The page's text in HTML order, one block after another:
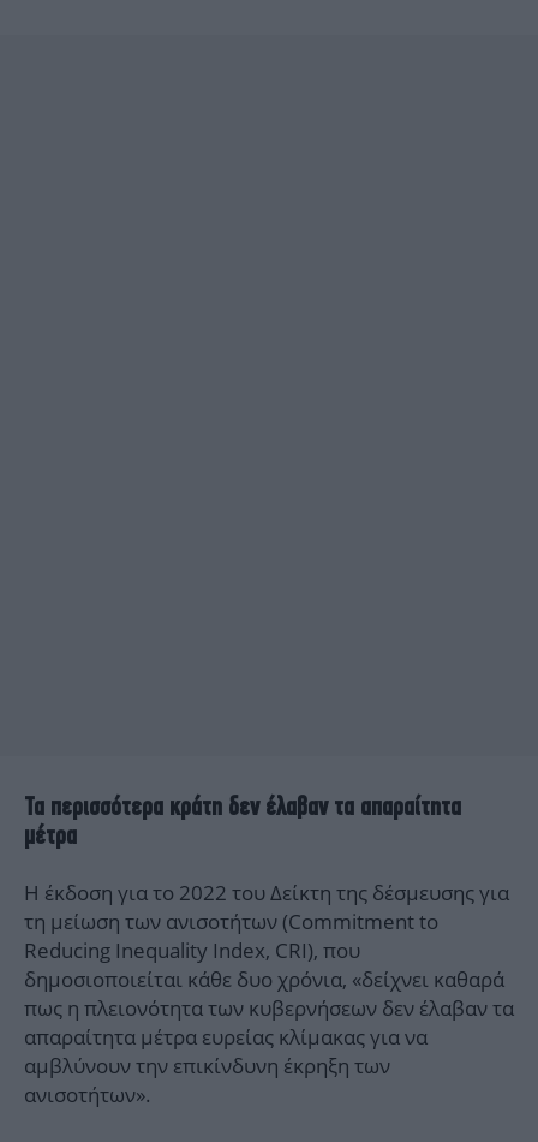
Τα περισσότερα κράτη δεν έλαβαν τα απαραίτητα
μέτρα
Η έκδοση για το 2022 του Δείκτη της δέσμευσης για
τη μείωση των ανισοτήτων (Commitment to
Reducing Inequality Index, CRI), που
δημοσιοποιείται κάθε δυο χρόνια, «δείχνει καθαρά
πως η πλειονότητα των κυβερνήσεων δεν έλαβαν τα
απαραίτητα μέτρα ευρείας κλίμακας για να
αμβλύνουν την επικίνδυνη έκρηξη των
ανισοτήτων».